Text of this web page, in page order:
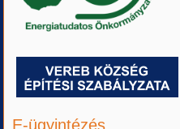
E-ügyintézés